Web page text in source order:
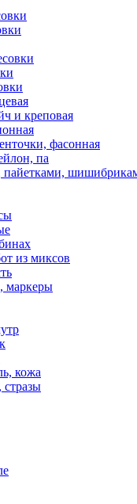
и креповая
фасонная
па
пайетками,
из миксов
маркеры
кожа
стразы